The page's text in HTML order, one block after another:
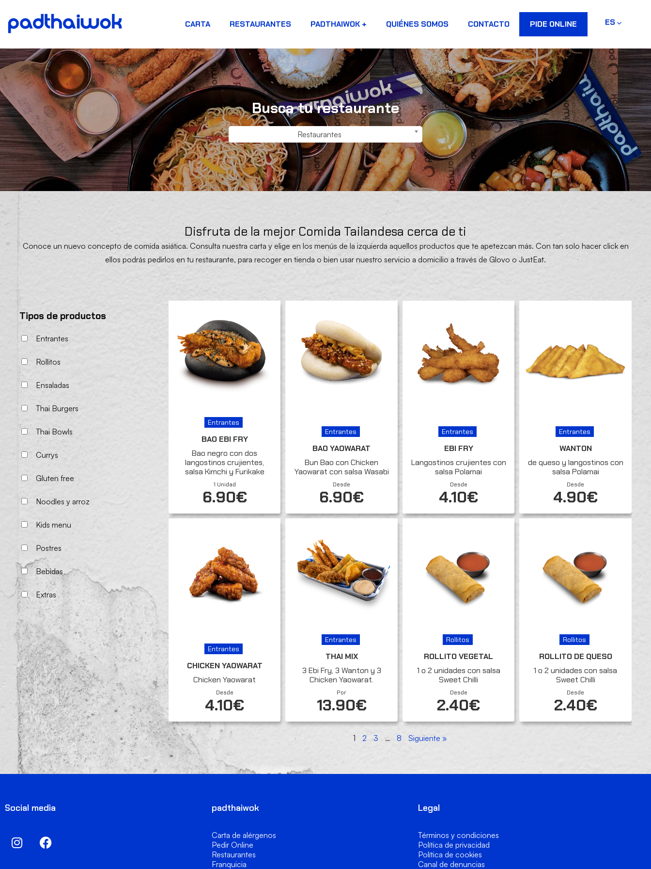
CARTA RESTAURANTES PADTHAIWOK + QUIÉNES SOMOS CONTACTO PIDE ONLINE ES
Busca tu restaurante
Restaurantes
Disfruta de la mejor Comida Tailandesa cerca de ti
Conoce un nuevo concepto de comida asiática. Consulta nuestra carta y elige en los menús de la izquierda aquellos productos que te apetezcan más. Con tan solo hacer clicken
ellos podrás pedirlos en tu restaurante, para recoger en tienda o bien usar nuestro servicio a domicilio a través de Glovo o JustEat.
Tipos de productos
Entrantes
Rollitos
Ensaladas
Thai Burgers
Thai Bowls
Currys
Gluten free
Noodles y arroz
Kids menu
Postres
Bebidas
Extras
Entrantes
BAO EBI FRY
Bao negro con dos
langostinos crujientes,
salsa Kimchi y Furikake
1 Unidad
6.90€
Entrantes
BAO YAOWARAT
Bun Bao con Chicken
Yaowarat con salsa Wasabi
Desde
6.90€
Entrantes
EBI FRY
Langostinos crujientes con
salsa Polamai
Desde
4.10€
Entrantes
WANTON
de queso y langostinos con
salsa Polamai
Desde
4.90€
Entrantes
CHICKEN YAOWARAT
Chicken Yaowarat
Desde
4.10€
Entrantes
THAI MIX
3 Ebi Fry, 3 Wanton y 3
Chicken Yaowarat.
Por
13.90€
Rollitos
ROLLITO VEGETAL
1 o 2 unidades con salsa
Sweet Chilli
Desde
2.40€
Rollitos
ROLLITO DE QUESO
1 o 2 unidades con salsa
Sweet Chilli
Desde
2.40€
1 2 3 … 8 Siguiente »
Social media padthaiwok
Carta de alérgenos
Pedir Online
Restaurantes
Franquicia
Legal
Términos y condiciones
Política de privacidad
Política de cookies
Canal de denuncias